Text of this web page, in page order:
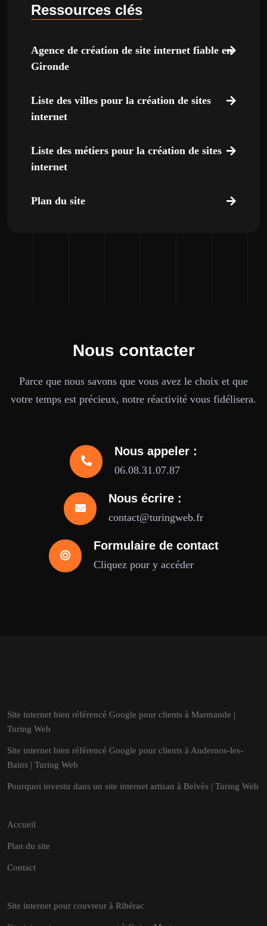
Ressources clés
Agence de création de site internet fiable en
Gironde
Liste des villes pour la création de sites
internet
Liste des métiers pour la création de sites
internet
Plan du site
Nous contacter
Parce que nous savons que vous avez le choix et que
votre temps est précieux, notre réactivité vous fidélisera.
Nous appeler :
06.08.31.07.87
Nous écrire :
contact@turingweb.fr
Formulaire de contact
Cliquez pour y accéder
Site internet bien référencé Google pour clients à Marmande |
Turing Web
Site internet bien référencé Google pour clients à Andernos-les-
Bains | Turing Web
Pourquoi investir dans un site internet artisan à Belvès | Turing Web
Accueil
Plan du site
Contact
Site internet pour couvreur à Ribérac